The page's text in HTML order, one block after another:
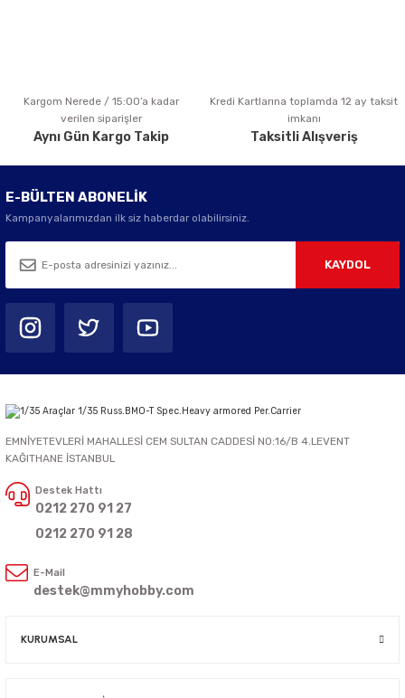
Gönder
Kargom Nerede / 15:00’a kadar
verilen siparişler
Aynı Gün Kargo Takip
Kredi Kartlarına toplamda 12 ay taksit
imkanı
Taksitli Alışveriş
E-BÜLTEN ABONELİK
Kampanyalarımızdan ilk siz haberdar olabilirsiniz.
KAYDOL
EMNİYETEVLERİ MAHALLESİ CEM SULTAN CADDESİ NO:16/B 4.LEVENT
KAĞITHANE İSTANBUL
Destek Hattı
0212 270 91 27
0212 270 91 28
E-Mail
destek@mmyhobby.com
KURUMSAL